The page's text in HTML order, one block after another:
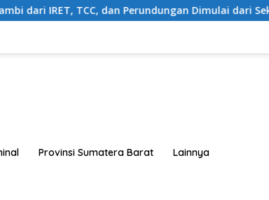
dan Perundungan Dimulai dari Sekolah
Provinsi Sumatera Barat Lainnya